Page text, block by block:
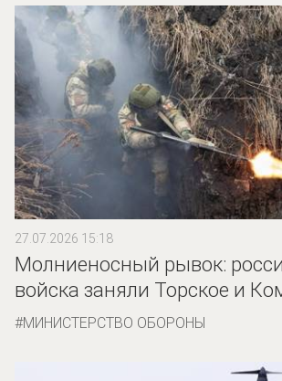
27.07.2026 15:18
Молниеносный рывок:
войска заняли Торское и
МИНИСТЕРСТВО ОБОРОНЫ